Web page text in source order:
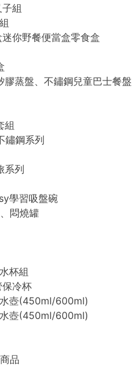
組
你野餐便當盒零食盒
膠蒸盤、不鏽鋼兒童巴士餐盤
組
鏽鋼系列
系列
學習吸盤碗
悶燒罐
杯組
冷杯
壺(450ml/600ml)
壺(450ml/600ml)
品